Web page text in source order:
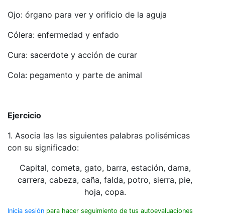
Ojo: órgano para ver y orificio de la aguja
Cólera: enfermedad y enfado
Cura: sacerdote y acción de curar
Cola: pegamento y parte de animal
Ejercicio
1. Asocia las las siguientes palabras polisémicas
con su significado:
Capital, cometa, gato, barra, estación, dama,
carrera, cabeza, caña, falda, potro, sierra, pie,
hoja, copa.
Inicia sesión para hacer seguimiento de tus autoevaluaciones